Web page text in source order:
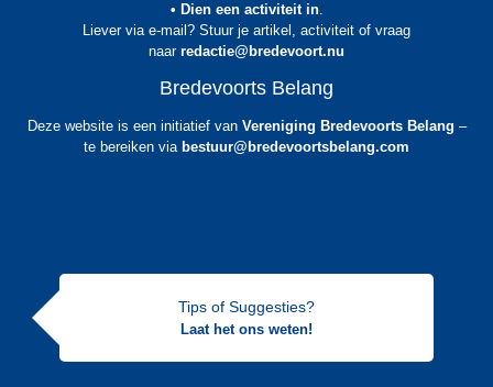
• Dien een activiteit in.
Liever via e-mail? Stuur je artikel, activiteit of vraag
naar redactie@bredevoort.nu
Bredevoorts Belang
Deze website is een initiatief van Vereniging Bredevoorts Belang –
te bereiken via bestuur@bredevoortsbelang.com
Tips of Suggesties?
Laat het ons weten!